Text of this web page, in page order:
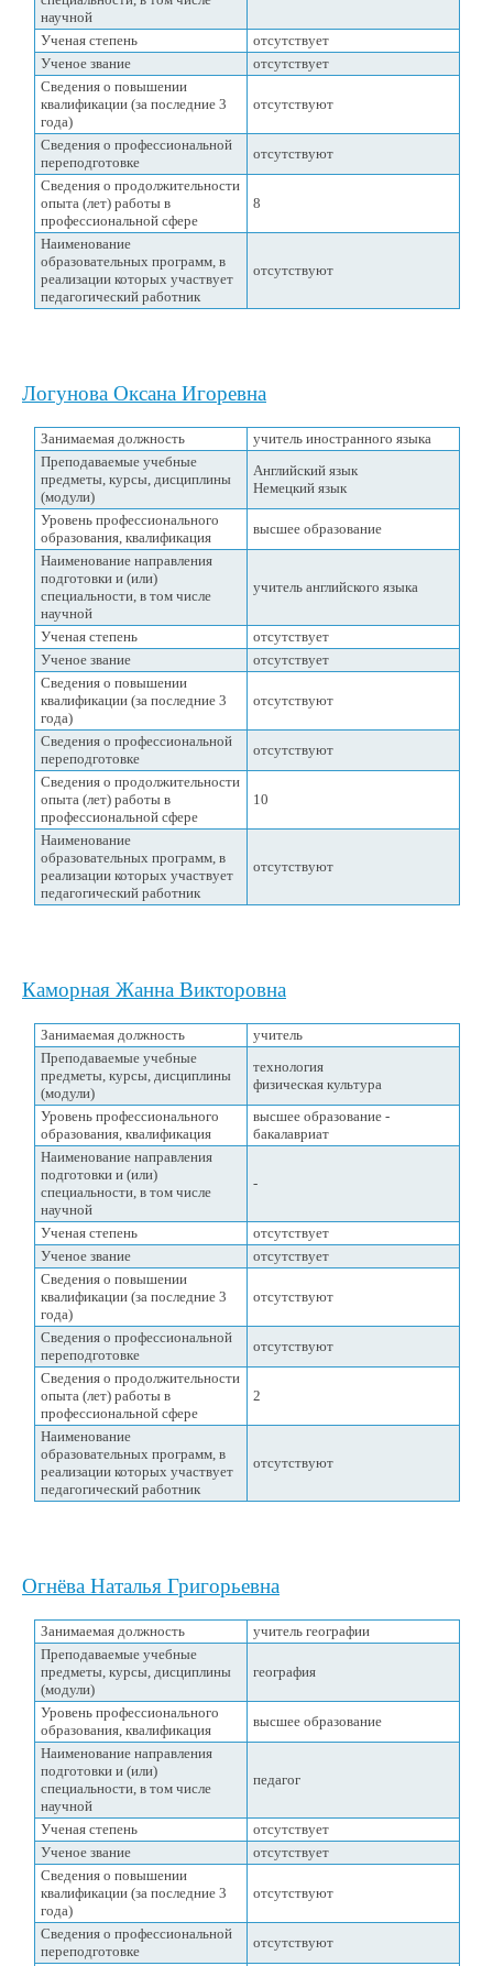
научной
Ученая степень
отсутствует
Ученое звание
отсутствует
Сведения о повышении
квалификации (за последние 3
года)
отсутствуют
Сведения о профессиональной
переподготовке
отсутствуют
Сведения о продолжительности
опыта (лет) работы в
профессиональной сфере
8
Наименование
образовательных программ, в
реализации которых участвует
педагогический работник
отсутствуют
Логунова Оксана Игоревна
Занимаемая должность
учитель иностранного языка
Преподаваемые учебные
предметы, курсы, дисциплины
(модули)
Английский язык
Немецкий язык
Уровень профессионального
образования, квалификация
высшее образование
Наименование направления
подготовки и (или)
специальности, в том числе
научной
учитель английского языка
Ученая степень
отсутствует
Ученое звание
отсутствует
Сведения о повышении
квалификации (за последние 3
года)
отсутствуют
Сведения о профессиональной
переподготовке
отсутствуют
Сведения о продолжительности
опыта (лет) работы в
профессиональной сфере
10
Наименование
образовательных программ, в
реализации которых участвует
педагогический работник
отсутствуют
Каморная Жанна Викторовна
Занимаемая должность
учитель
Преподаваемые учебные
предметы, курсы, дисциплины
(модули)
технология
физическая культура
Уровень профессионального
образования, квалификация
высшее образование -
бакалавриат
Наименование направления
подготовки и (или)
специальности, в том числе
научной
-
Ученая степень
отсутствует
Ученое звание
отсутствует
Сведения о повышении
квалификации (за последние 3
года)
отсутствуют
Сведения о профессиональной
переподготовке
отсутствуют
Сведения о продолжительности
опыта (лет) работы в
профессиональной сфере
2
Наименование
образовательных программ, в
реализации которых участвует
педагогический работник
отсутствуют
Огнёва Наталья Григорьевна
Занимаемая должность
учитель географии
Преподаваемые учебные
предметы, курсы, дисциплины
(модули)
география
Уровень профессионального
образования, квалификация
высшее образование
Наименование направления
подготовки и (или)
специальности, в том числе
научной
педагог
Ученая степень
отсутствует
Ученое звание
отсутствует
Сведения о повышении
квалификации (за последние 3
года)
отсутствуют
Сведения о профессиональной
переподготовке
отсутствуют